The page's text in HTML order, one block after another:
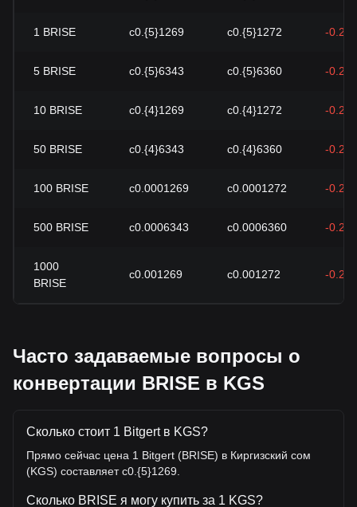
1 BRISE с0.{5}1269 с0.{5}1272 -
5 BRISE с0.{5}6343 с0.{5}6360 -
10 BRISE с0.{4}1269 с0.{4}1272 -
50 BRISE с0.{4}6343 с0.{4}6360 -
100 BRISE с0.0001269 с0.0001272 -
500 BRISE с0.0006343 с0.0006360 -
1000
BRISE
с0.001269 с0.001272 -
Часто задаваемые вопросы о
конвертации BRISE в KGS
Сколько стоит 1 Bitgert в KGS?
Прямо сейчас цена 1 Bitgert (BRISE) в Киргизский сом
(KGS) составляет с0.{5}1269.
Сколько BRISE я могу купить за 1 KGS?